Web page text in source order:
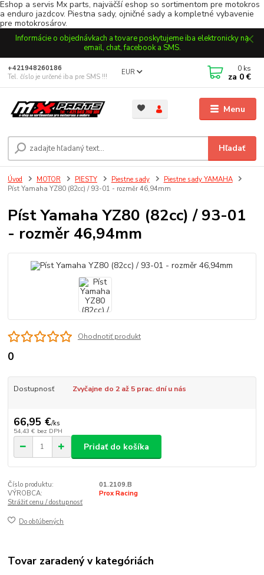
Eshop a servis Mx parts, najväčší eshop so sortimentom pre motokros
a enduro jazdcov. Piestna sady, ojničné sady a kompletné vybavenie
pre motokrosárov.
Informácie o objednávkach a tovare poskytujeme iba elektronicky na
email, chat, facebook a SMS.
Menu
EUR
Hľadať
+421948260186
Tel. číslo je určené iba pre SMS !!!
0 ks
za 0 €
Úvod MOTOR PIESTY Piestne sady
Piestne sady YAMAHA
Píst Yamaha YZ80 (82cc) / 93-01 - rozměr 46,94mm
Píst Yamaha YZ80 (82cc) / 93-01
- rozměr 46,94mm
Ohodnotiť produkt
0
Dostupnosť Zvyčajne do 2 až 5 prac. dní u nás
66,95 €/ks
54,43 € bez DPH
Pridať do košíka
Číslo produktu:
01.2109.B
VÝROBCA:
Prox Racing
Strážiť cenu / dostupnosť
Do obľúbených
Tovar zaradený v kategóriách